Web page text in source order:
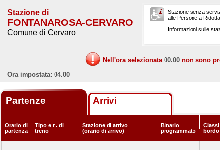
Stazione di
FONTANAROSA-CERVARO
Comune di Cervaro
Stazione senza
alle Persone a
Informazioni sulle
Nell'ora selezionata 00.00 non sono
Ora impostata: 04.00
Partenze Arrivi
Orario di
partenza
Tipo e n. di
treno
Stazione di arrivo
(orario di arrivo)
Binario
programmato
Classi
bordo